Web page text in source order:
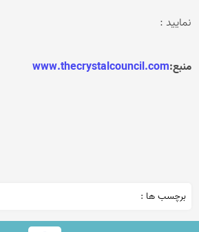
نمایید :
منبع:www.thecrystalcouncil.com
برچسب ها :